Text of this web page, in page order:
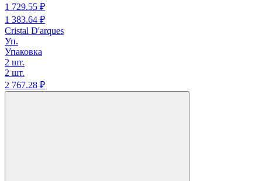
1 729.55 ₽
1 383.64 ₽
Cristal D'arques
Уп.
Упаковка
2 шт.
2 шт.
2 767.28 ₽